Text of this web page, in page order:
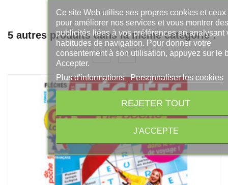
5 autres produits dans la même catégorie :
Ce site Web utilise ses propres cookies et ceux
pour améliorer nos services et vous montrer des
publicités liées à vos préférences en analysant
habitudes de navigation. Pour donner votre
consentement à son utilisation, appuyez sur le
Accepter.
Plus d'informations Personnaliser les cookies
REJETER TOUT
J'ACCEPTE